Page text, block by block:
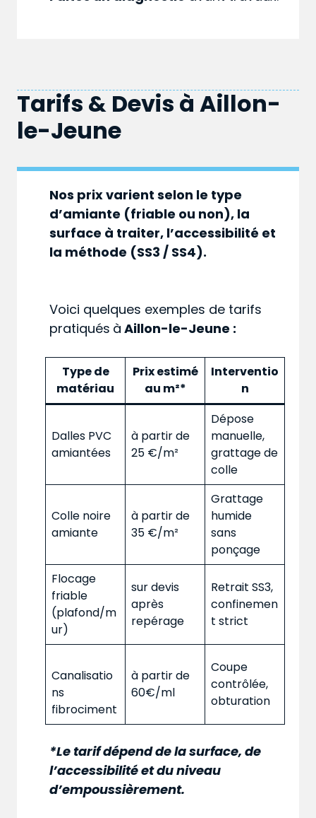
Tarifs & Devis à Aillon-
le-Jeune
Nos prix varient selon le type
d’amiante (friable ou non), la
surface à traiter, l’accessibilité et
la méthode (SS3 / SS4).
Voici quelques exemples de tarifs
pratiqués à Aillon-le-Jeune :
Type de
matériau
Prix estimé
au m²*
Interventio
n
Dalles PVC
amiantées
à partir de
25 €/m²
Dépose
manuelle,
grattage de
colle
Colle noire
amiante
à partir de
35 €/m²
Grattage
humide
sans
ponçage
Flocage
friable
(plafond/m
ur)
sur devis
après
repérage
Retrait SS3,
confinemen
t strict
Canalisatio
ns
fibrociment
à partir de
60€/ml
Coupe
contrôlée,
obturation
*Le tarif dépend de la surface, de
l’accessibilité et du niveau
d’empoussièrement.